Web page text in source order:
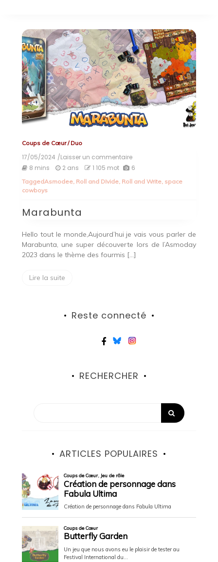
Coups de Cœur/Duo
17/05/2024 /Laisser un commentaireon
Marabunta
8 mins 2 ans 1 105 mot 6
TaggedAsmodee, Roll and DIvide, Roll and Write, space
cowboys
Marabunta
Hello tout le monde,Aujourd’hui je vais vous parler de
Marabunta, une super découverte lors de l’Asmoday
2023 dans le thème des fourmis […]
Lire la suite
Reste connecté
RECHERCHER
ARTICLES POPULAIRES